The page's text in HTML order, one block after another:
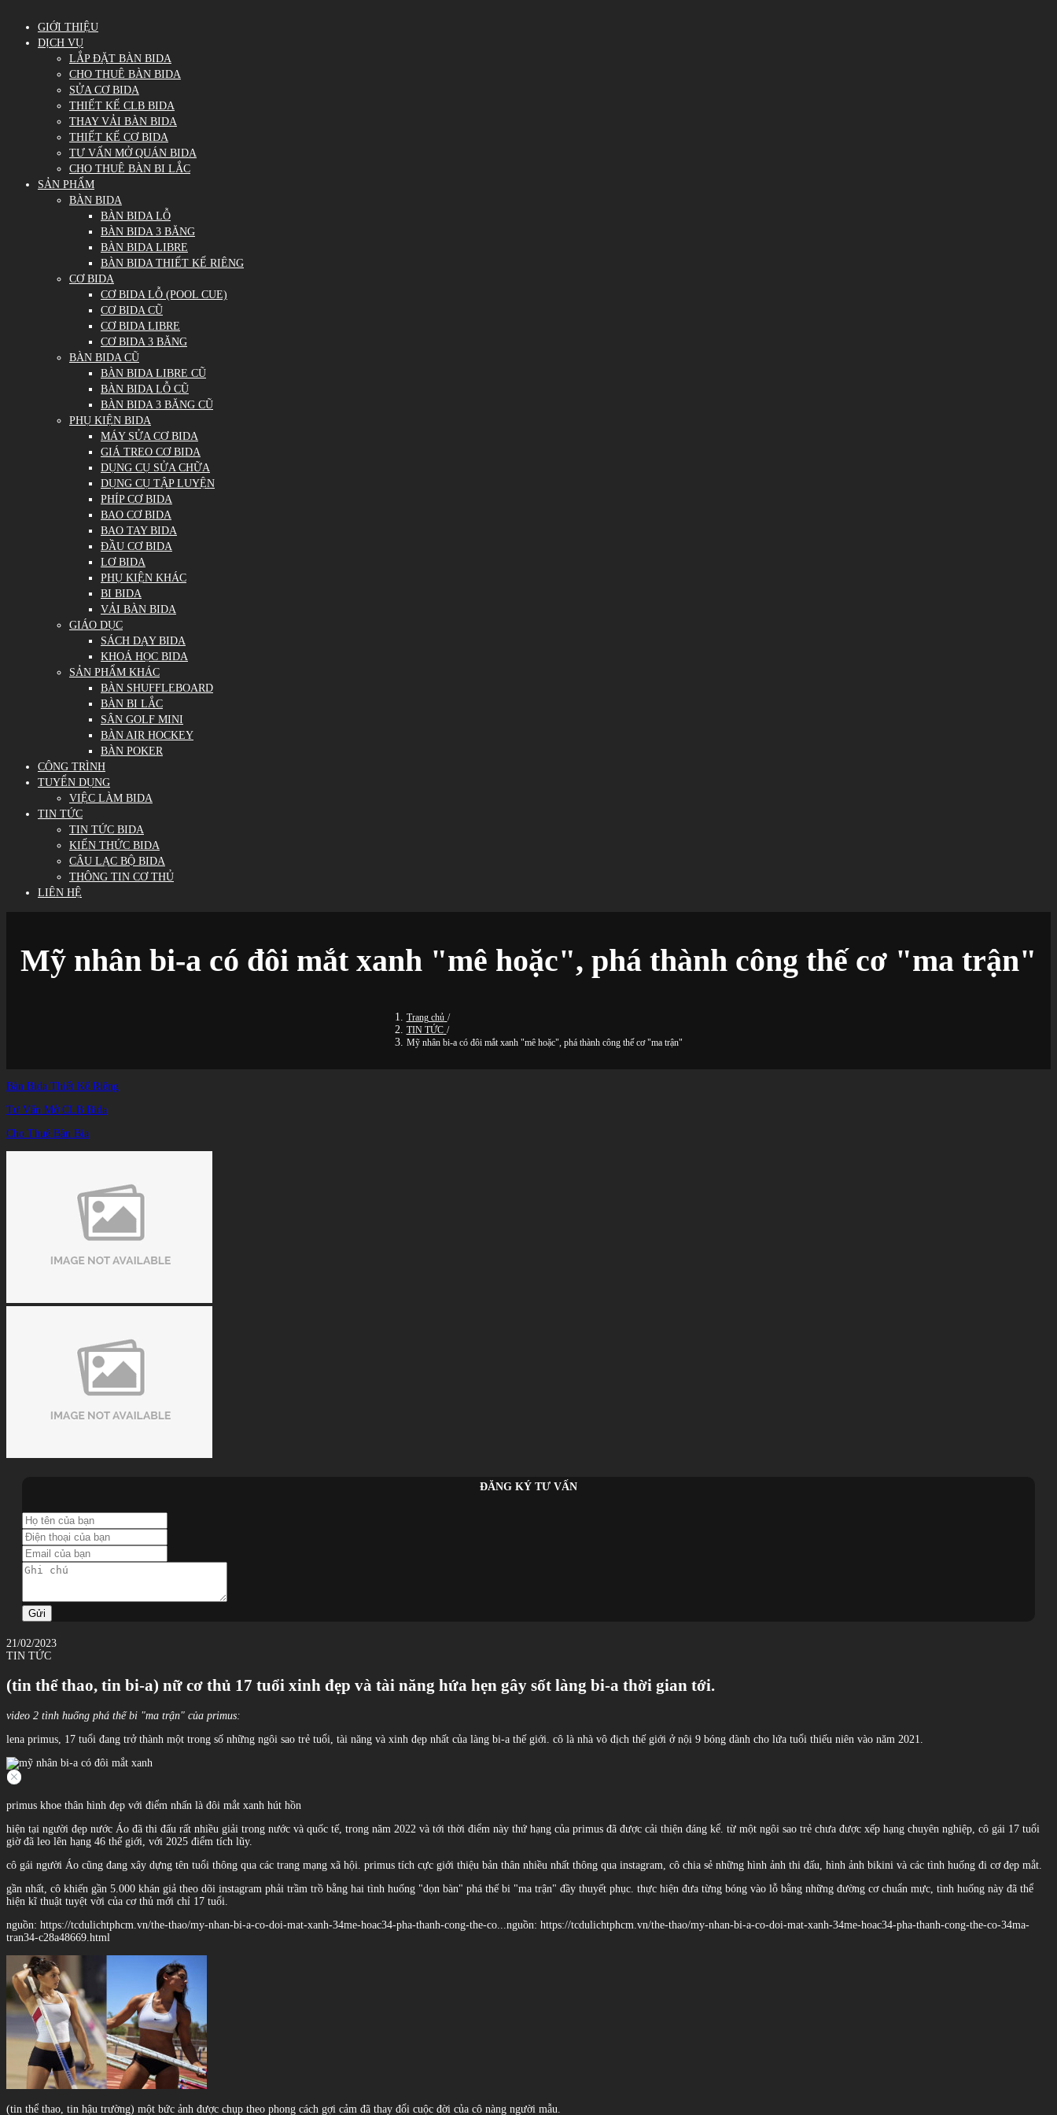
GIỚI THIỆU
DỊCH VỤ
LẮP ĐẶT BÀN BIDA
CHO THUÊ BÀN BIDA
SỬA CƠ BIDA
THIẾT KẾ CLB BIDA
THAY VẢI BÀN BIDA
THIẾT KẾ CƠ BIDA
TƯ VẤN MỞ QUÁN BIDA
CHO THUÊ BÀN BI LẮC
SẢN PHẨM
BÀN BIDA
BÀN BIDA LỖ
BÀN BIDA 3 BĂNG
BÀN BIDA LIBRE
BÀN BIDA THIẾT KẾ RIÊNG
CƠ BIDA
CƠ BIDA LỖ (POOL CUE)
CƠ BIDA CŨ
CƠ BIDA LIBRE
CƠ BIDA 3 BĂNG
BÀN BIDA CŨ
BÀN BIDA LIBRE CŨ
BÀN BIDA LỖ CŨ
BÀN BIDA 3 BĂNG CŨ
PHỤ KIỆN BIDA
MÁY SỬA CƠ BIDA
GIÁ TREO CƠ BIDA
DỤNG CỤ SỬA CHỮA
DỤNG CỤ TẬP LUYỆN
PHÍP CƠ BIDA
BAO CƠ BIDA
BAO TAY BIDA
ĐẦU CƠ BIDA
LƠ BIDA
PHỤ KIỆN KHÁC
BI BIDA
VẢI BÀN BIDA
GIÁO DỤC
SÁCH DẠY BIDA
KHOÁ HỌC BIDA
SẢN PHẨM KHÁC
BÀN SHUFFLEBOARD
BÀN BI LẮC
SÂN GOLF MINI
BÀN AIR HOCKEY
BÀN POKER
CÔNG TRÌNH
TUYỂN DỤNG
VIỆC LÀM BIDA
TIN TỨC
TIN TỨC BIDA
KIẾN THỨC BIDA
CÂU LẠC BỘ BIDA
THÔNG TIN CƠ THỦ
LIÊN HỆ
Mỹ nhân bi-a có đôi mắt xanh "mê hoặc", phá thành công thế cơ "ma trận"
Trang chủ /
TIN TỨC /
Mỹ nhân bi-a có đôi mắt xanh "mê hoặc", phá thành công thế cơ "ma trận"
Bàn Bida Thiết Kế Riêng
Tư Vấn Mở CLB Bida
Cho Thuê Bàn Bia
ĐĂNG KÝ TƯ VẤN
Gửi
21/02/2023
TIN TỨC
(tin thể thao, tin bi-a) nữ cơ thủ 17 tuổi xinh đẹp và tài năng hứa hẹn gây sốt làng bi-a thời gian tới.
video 2 tình huống phá thế bi "ma trận" của primus:
lena primus, 17 tuổi đang trở thành một trong số những ngôi sao trẻ tuổi, tài năng và xinh đẹp nhất của làng bi-a thế giới. cô là nhà vô địch thế giới ở nội 9 bóng dành cho lứa tuổi thiếu niên vào năm 2021.
primus khoe thân hình đẹp với điểm nhấn là đôi mắt xanh hút hồn
hiện tại người đẹp nước Áo đã thi đấu rất nhiều giải trong nước và quốc tế, trong năm 2022 và tới thời điểm này thứ hạng của primus đã được cải thiện đáng kể. từ một ngôi sao trẻ chưa được xếp hạng chuyên nghiệp, cô gái 17 tuổi
giờ đã leo lên hạng 46 thế giới, với 2025 điểm tích lũy.
cô gái người Áo cũng đang xây dựng tên tuổi thông qua các trang mạng xã hội. primus tích cực giới thiệu bản thân nhiều nhất thông qua instagram, cô chia sẻ những hình ảnh thi đấu, hình ảnh bikini và các tình huống đi cơ đẹp mắt.
gần nhất, cô khiến gần 5.000 khán giả theo dõi instagram phải trầm trồ bằng hai tình huống "dọn bàn" phá thế bi "ma trận" đầy thuyết phục. thực hiện đưa từng bóng vào lỗ bằng những đường cơ chuẩn mực, tình huống này đã thể
hiện kĩ thuật tuyệt vời của cơ thủ mới chỉ 17 tuổi.
nguồn: https://tcdulichtphcm.vn/the-thao/my-nhan-bi-a-co-doi-mat-xanh-34me-hoac34-pha-thanh-cong-the-co... nguồn: https://tcdulichtphcm.vn/the-thao/my-nhan-bi-a-co-doi-mat-xanh-34me-hoac34-pha-thanh-cong-the-co-34ma-
tran34-c28a48669.html
(tin thể thao, tin hậu trường) một bức ảnh được chụp theo phong cách gợi cảm đã thay đổi cuộc đời của cô nàng người mẫu.